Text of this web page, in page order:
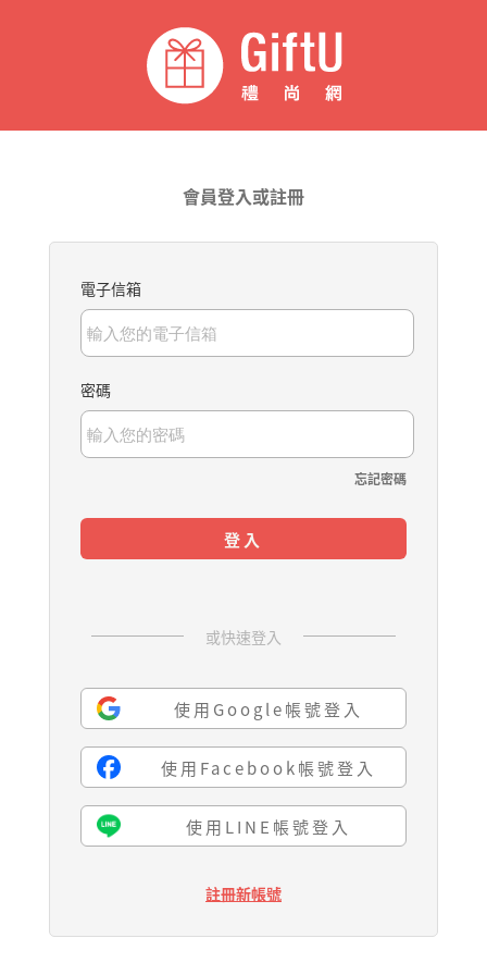
會員登入或註冊
電子信箱
密碼
忘記密碼
登入
或快速登入
使用Google帳號登入
使用Facebook帳號登入
使用LINE帳號登入
註冊新帳號